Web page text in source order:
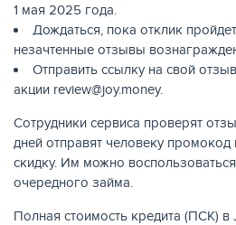
ЖУРНАЛ
1 мая 2025 года.
Дождаться, пока отклик
незачтенные отзывы
Отправить ссылку на свой
акции review@joy.money.
Сотрудники сервиса проверят
дней отправят человеку
скидку. Им можно
очередного займа.
Полная стоимость кредита (ПСК) в